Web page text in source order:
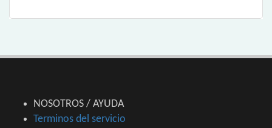
NOSOTROS / AYUDA
Terminos del servicio